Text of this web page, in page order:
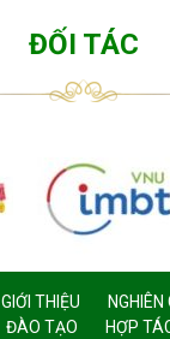
ĐỐI TÁC
GIỚI THIỆU
ĐÀO TẠO HỢP